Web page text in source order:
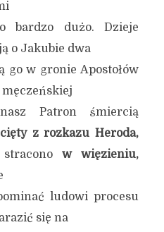
bardzo dużo. Dzieje
o Jakubie dwa
go w gronie Apostołów
Patron śmiercią
z rozkazu Heroda,
w więzieniu,
ludowi procesu
się na